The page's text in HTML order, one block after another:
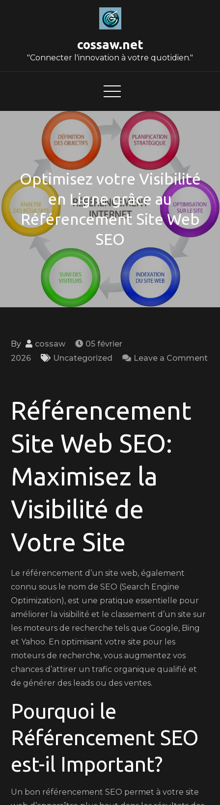
cossaw.net
"Connecter l'innovation à votre quotidien."
Optimisez votre Visibilité
en Ligne grâce au
Référencement Site Web
SEO
By cossaw
05 février
2026
Uncategorized
Leave a Comment
Visibilité
Ligne
grâce
au
Référencement
Web
Référencement
Site Web SEO:
Maximisez la
Visibilité de
Votre Site
Le référencement d’un site web, également
connu sous le nom de SEO (Search Engine
Optimization), est une pratique essentielle pour
améliorer la visibilité et le classement d’un site sur
les moteurs de recherche tels que Google, Bing
et Yahoo. En optimisant votre site pour les
moteurs de recherche, vous augmentez vos
chances d’attirer un trafic organique qualifié et
de générer des leads ou des ventes.
Pourquoi le
Référencement SEO
est-il Important?
Un bon référencement SEO permet à votre site